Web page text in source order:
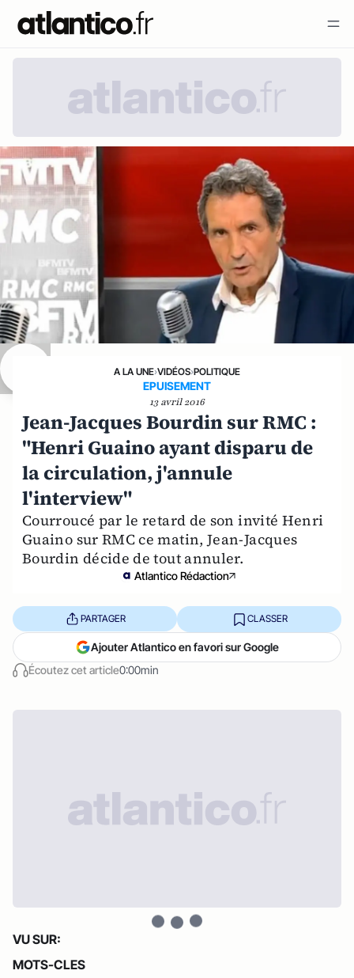
A LA UNE›VIDÉOS›POLITIQUE
EPUISEMENT
13 avril 2016
Jean-Jacques Bourdin sur RMC :
"Henri Guaino ayant disparu de
la circulation, j'annule
l'interview"
Courroucé par le retard de son invité Henri
Guaino sur RMC ce matin, Jean-Jacques
Bourdin décide de tout annuler.
Atlantico Rédaction
Écoutez cet article0:00min
PARTAGER CLASSER
Ajouter Atlantico en favori sur Google
VU SUR:
MOTS-CLES